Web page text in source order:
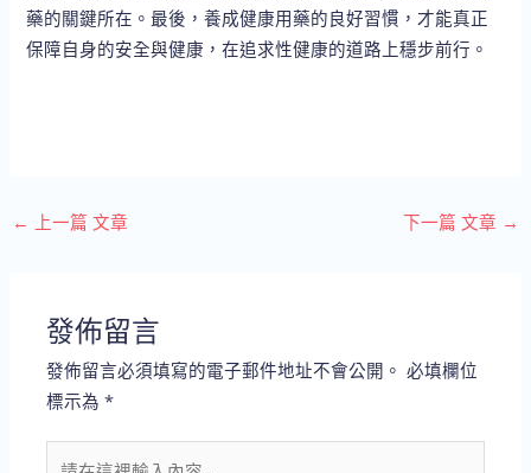
藥的關鍵所在。最後，養成健康用藥的良好習慣，才能真正
保障自身的安全與健康，在追求性健康的道路上穩步前行。
← 上一篇 文章 下一篇 文章 →
發佈留言
發佈留言必須填寫的電子郵件地址不會公開。 必填欄位
標示為*